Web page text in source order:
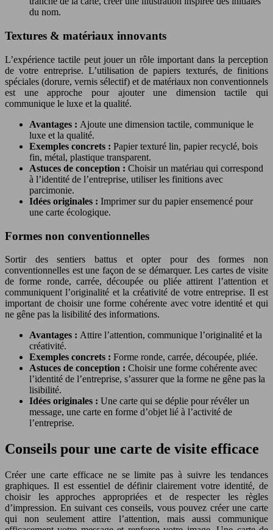
du nom.
Textures & matériaux innovants
L’expérience tactile peut jouer un rôle important dans la perception
de votre entreprise. L’utilisation de papiers texturés, de finitions
spéciales (dorure, vernis sélectif) et de matériaux non conventionnels
est une approche pour ajouter une dimension tactile qui
communique le luxe et la qualité.
Avantages : Ajoute une dimension tactile, communique le
luxe et la qualité.
Exemples concrets : Papier texturé lin, papier recyclé, bois
fin, métal, plastique transparent.
Astuces de conception : Choisir un matériau qui correspond
à l’identité de l’entreprise, utiliser les finitions avec
parcimonie.
Idées originales : Imprimer sur du papier ensemencé pour
une carte écologique.
Formes non conventionnelles
Sortir des sentiers battus et opter pour des formes non
conventionnelles est une façon de se démarquer. Les cartes de visite
de forme ronde, carrée, découpée ou pliée attirent l’attention et
communiquent l’originalité et la créativité de votre entreprise. Il est
important de choisir une forme cohérente avec votre identité et qui
ne gêne pas la lisibilité des informations.
Avantages : Attire l’attention, communique l’originalité et la
créativité.
Exemples concrets : Forme ronde, carrée, découpée, pliée.
Astuces de conception : Choisir une forme cohérente avec
l’identité de l’entreprise, s’assurer que la forme ne gêne pas la
lisibilité.
Idées originales : Une carte qui se déplie pour révéler un
message, une carte en forme d’objet lié à l’activité de
l’entreprise.
Conseils pour une carte de visite efficace
Créer une carte efficace ne se limite pas à suivre les tendances
graphiques. Il est essentiel de définir clairement votre identité, de
choisir les approches appropriées et de respecter les règles
d’impression. En suivant ces conseils, vous pouvez créer une carte
qui non seulement attire l’attention, mais aussi communique